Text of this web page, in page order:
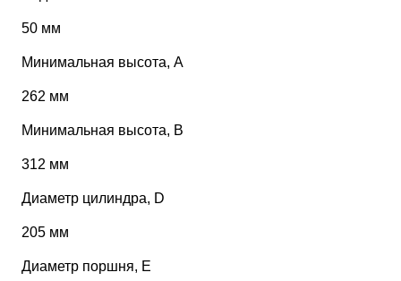
50 мм
Минимальная высота, А
262 мм
Минимальная высота, В
312 мм
Диаметр цилиндра, D
205 мм
Диаметр поршня, Е